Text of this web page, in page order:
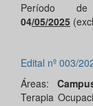
Período
04/05/2025
Edital nº 003/
Áreas:
Terapia